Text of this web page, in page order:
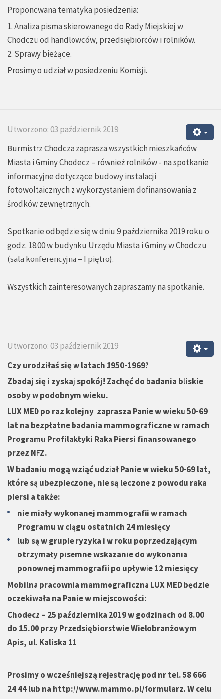
Proponowana tematyka posiedzenia:
1. Analiza pisma skierowanego do Rady Miejskiej w
Chodczu od handlowców, przedsiębiorców i rolników.
2. Sprawy bieżące.
Prosimy o udział w posiedzeniu Komisji.
Utworzono: 03 październik 2019
Burmistrz Chodcza zaprasza wszystkich mieszkańców
Miasta i Gminy Chodecz – również rolników - na spotkanie
informacyjne dotyczące budowy instalacji
fotowoltaicznych z wykorzystaniem dofinansowania z
środków zewnętrznych.
Spotkanie odbędzie się w dniu 9 października 2019 roku o
godz. 18.00 w budynku Urzędu Miasta i Gminy w Chodczu
(sala konferencyjna – I piętro).
Wszystkich zainteresowanych zapraszamy na spotkanie.
Utworzono: 03 październik 2019
Czy urodziłaś się w latach 1950-1969?
Zbadaj się i zyskaj spokój! Zachęć do badania bliskie
osoby w podobnym wieku.
LUX MED po raz kolejny zaprasza Panie w wieku 50-69
lat na bezpłatne badania mammograficzne w ramach
Programu Profilaktyki Raka Piersi finansowanego
przez NFZ.
W badaniu mogą wziąć udział Panie w wieku 50-69 lat,
które są ubezpieczone, nie są leczone z powodu raka
piersi a także:
nie miały wykonanej mammografii w ramach
Programu w ciągu ostatnich 24 miesięcy
lub są w grupie ryzyka i w roku poprzedzającym
otrzymały pisemne wskazanie do wykonania
ponownej mammografii po upływie 12 miesięcy
Mobilna pracownia mammograficzna LUX MED będzie
oczekiwała na Panie w miejscowości:
Chodecz – 25 października 2019 w godzinach od 8.00
do 15.00 przy Przedsiębiorstwie Wielobranżowym
Apis, ul. Kaliska 11
Prosimy o wcześniejszą rejestrację pod nr tel. 58 666
24 44 lub na http://www.mammo.pl/formularz. W celu